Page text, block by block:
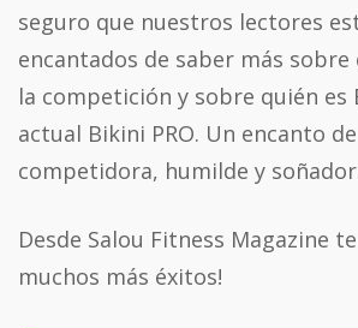
seguro que nuestros lectores
encantados de saber más
la competición y sobre quién es
actual Bikini PRO. Un encanto
competidora, humilde y
Desde Salou Fitness Magazine
muchos más éxitos!